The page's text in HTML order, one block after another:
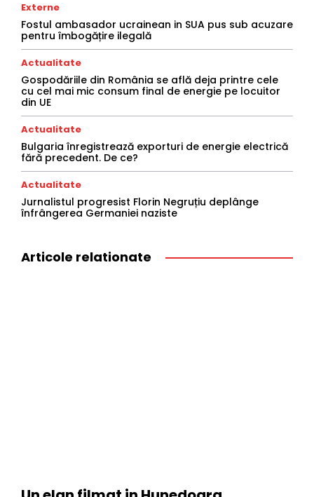
Externe
Fostul ambasador ucrainean in SUA pus sub acuzare
pentru îmbogățire ilegală
Actualitate
Gospodăriile din România se află deja printre cele
cu cel mai mic consum final de energie pe locuitor
din UE
Actualitate
Bulgaria înregistrează exporturi de energie electrică
fără precedent. De ce?
Actualitate
Jurnalistul progresist Florin Negruțiu deplânge
înfrângerea Germaniei naziste
Articole relationate